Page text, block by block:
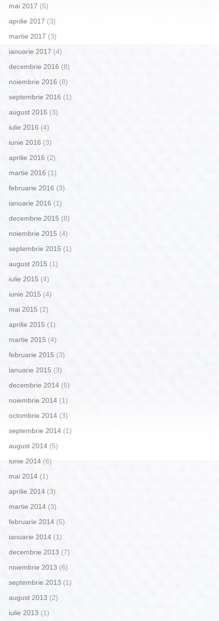
mai 2017 (5)
aprilie 2017 (3)
martie 2017 (3)
ianuarie 2017 (4)
decembrie 2016 (8)
noiembrie 2016 (8)
septembrie 2016 (1)
august 2016 (3)
iulie 2016 (4)
iunie 2016 (3)
aprilie 2016 (2)
martie 2016 (1)
februarie 2016 (3)
ianuarie 2016 (1)
decembrie 2015 (8)
noiembrie 2015 (4)
septembrie 2015 (1)
august 2015 (1)
iulie 2015 (4)
iunie 2015 (4)
mai 2015 (2)
aprilie 2015 (1)
martie 2015 (4)
februarie 2015 (3)
ianuarie 2015 (3)
decembrie 2014(5)
noiembrie 2014(1)
octombrie 2014(3)
septembrie 2014(1)
august 2014(5)
iunie 2014(6)
mai 2014(1)
aprilie 2014(3)
martie 2014(3)
februarie 2014(5)
ianuarie 2014(1)
decembrie 2013 (7)
noiembrie 2013 (6)
septembrie 2013 (1)
august 2013 (2)
iulie 2013 (1)